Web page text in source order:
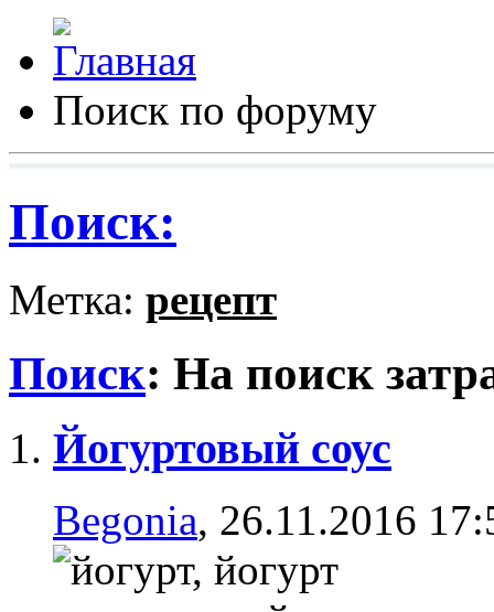
Поиск по форуму
Поиск:
Метка: рецепт
Поиск: На поиск
Йогуртовый соус
Begonia, 26.11.2016